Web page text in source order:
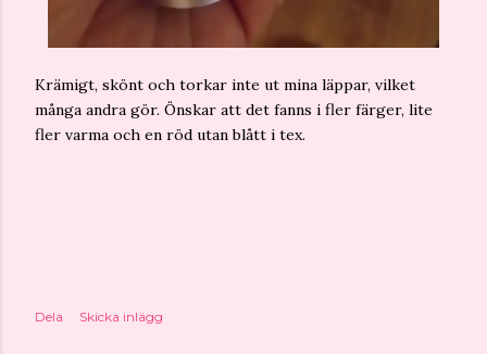
Krämigt, skönt och torkar inte ut mina läppar, vilket
många andra gör. Önskar att det fanns i fler färger, lite
fler varma och en röd utan blått i tex.
Dela Skicka inlägg